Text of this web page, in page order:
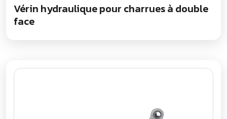
Vérin hydraulique pour charrues à double
face